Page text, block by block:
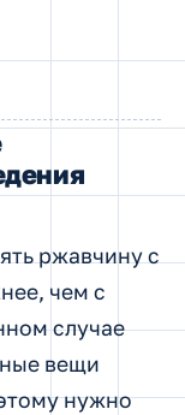
ржавчину с
чем с
случае
вещи
нужно